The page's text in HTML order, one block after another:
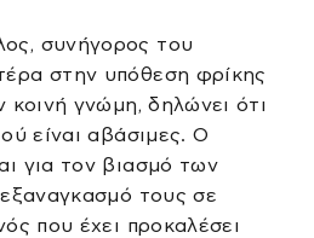
συνήγορος του
στην υπόθεση φρίκης
κοινή γνώμη, δηλώνει ότι
είναι αβάσιμες. Ο
για τον βιασμό των
τους σε
που έχει προκαλέσει